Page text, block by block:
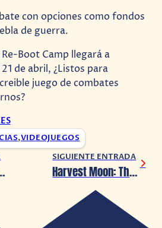
con opciones como fondos
de guerra.
Boot Camp llegará a
de abril, ¿Listos para
juego de combates
,VIDEOJUEGOS
llegará al cine
SIGUIENTE ENTRADA
Harvest Moon: The Winds of Anthos llegará a consolas este verano